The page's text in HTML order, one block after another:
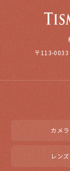
〒113-
カメラ
レンズ